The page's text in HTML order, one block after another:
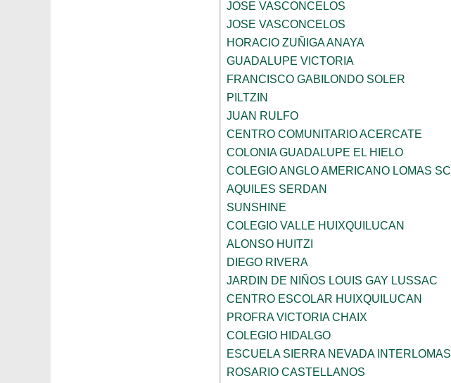
JOSE VASCONCELOS
JOSE VASCONCELOS
HORACIO ZUÑIGA ANAYA
GUADALUPE VICTORIA
FRANCISCO GABILONDO SOLER
PILTZIN
JUAN RULFO
CENTRO COMUNITARIO ACERCATE
COLONIA GUADALUPE EL HIELO
COLEGIO ANGLO AMERICANO LOMAS SC
AQUILES SERDAN
SUNSHINE
COLEGIO VALLE HUIXQUILUCAN
ALONSO HUITZI
DIEGO RIVERA
JARDIN DE NIÑOS LOUIS GAY LUSSAC
CENTRO ESCOLAR HUIXQUILUCAN
PROFRA VICTORIA CHAIX
COLEGIO HIDALGO
ESCUELA SIERRA NEVADA INTERLOMAS
ROSARIO CASTELLANOS